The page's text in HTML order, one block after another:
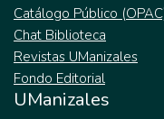
Catálogo Público
Chat Biblioteca
Revistas UManizales
Fondo Editorial
UManizales